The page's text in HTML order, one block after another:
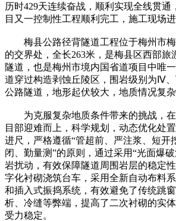
历时429天连续奋战，顺利实现全线贯通
目又一控制性工程顺利完工，施工现场
梅县公路径背隧道工程位于梅州市梅
的交界处，全长263米，是梅县区西部旅
隧道，也是梅州市境内国省道项目中唯
道穿过构造剥蚀丘陵区，围岩级别为Ⅳ
公路隧道，地形起伏较大，地质情况复杂
为克服复杂地质条件带来的挑战，在
目部迎难而上，科学规划，动态优化处
进尺，严格遵循“管超前、严注浆、短开
闭、勤量测”的原则，通过采用“光面爆
岩扰动，有效保障隧道周围岩层的稳定
字化衬砌浇筑台车，采用全新自动布料
和插入式振捣系统，有效避免了传统跳
析、冷缝等弊端，提高了二次衬砌的实
受力稳定。